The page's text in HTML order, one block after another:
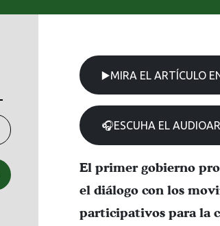
▶️MIRA EL ARTÍCULO
🎧ESCUHA EL
El primer gobierno
el diálogo con los
participativos para la